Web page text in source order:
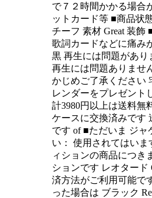
で７２時間かかる場合
ットカード等 ■商品状
チーフ 素材 Great 装飾
歌詞カードなどに痛み
黒 再生には問題があり
再生には問題ありませ
かじめご了承ください
レンダーをプレゼント
計3980円以上は送料無
ケースに交換済みです
です of ■ただいま ジャ
い： 使用されてはい
ィションの商品につき
ションです レオタード
済方法がご利用可能で
った場合は ブラック